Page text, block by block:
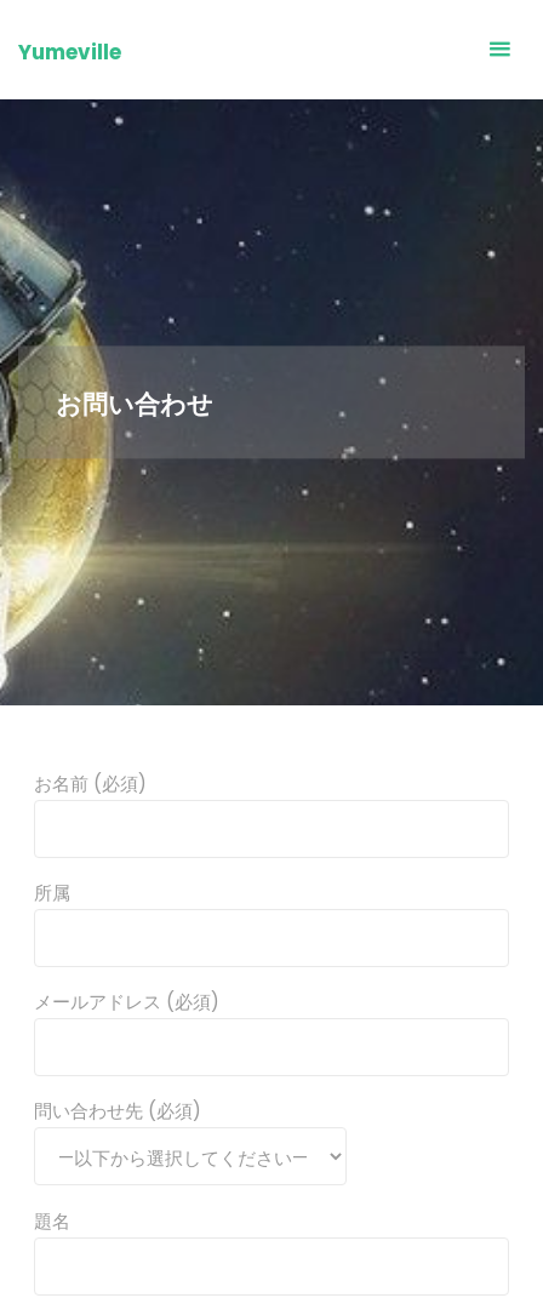
toYumeville
お問い合わせ
お名前 (必須)
所属
メールアドレス (必須)
問い合わせ先 (必須)
題名